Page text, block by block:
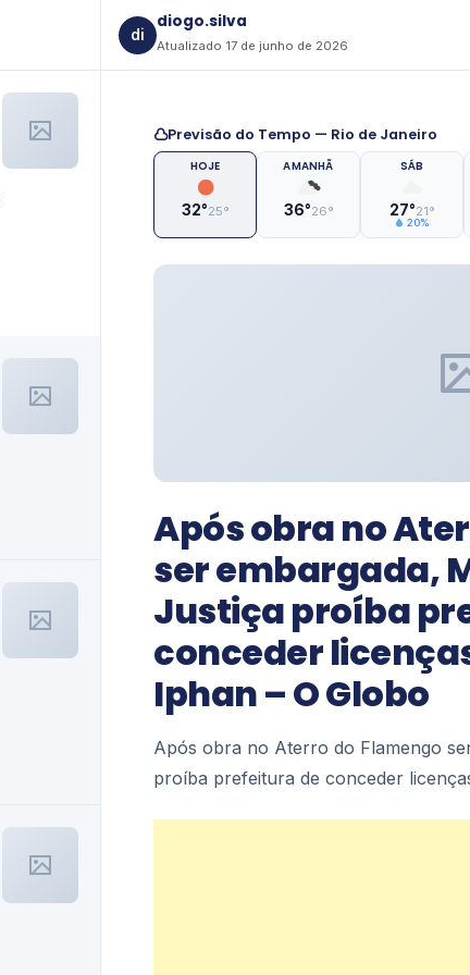
di
diogo.silva
Atualizado 17 de junho de 2026
Previsão do Tempo — Rio de Janeiro
HOJE
32°25°
AMANHÃ
36°26°
SÁB
27°21°
20%
Após obra no
ser embargada,
Justiça proíba
conceder
Iphan – O Globo
Após obra no Aterro do Flamengo
proíba prefeitura de conceder